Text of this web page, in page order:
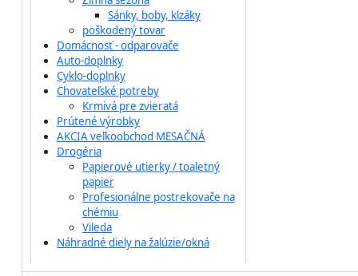
Sánky, boby, klzáky
poškodený tovar
Domácnosť - odparovače
Auto-doplnky
Cyklo-doplnky
Chovateľské potreby
Krmivá pre zvieratá
Prútené výrobky
AKCIA veľkoobchod MESAČNÁ
Drogéria
Papierové utierky / toaletný
papier
Profesionálne postrekovače na
chémiu
Vileda
Náhradné diely na žalúzie/okná